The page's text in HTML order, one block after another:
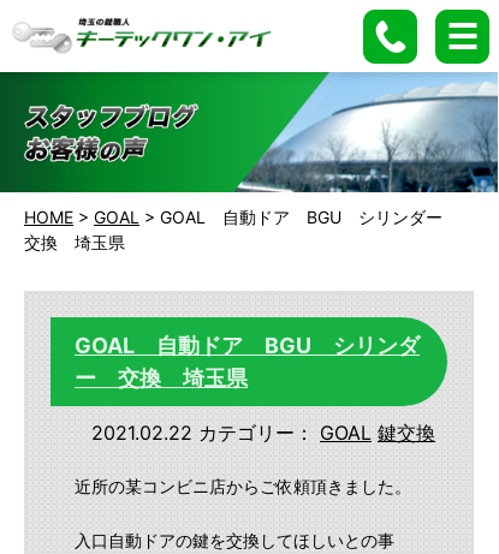
HOME > GOAL > GOAL 自動ドア BGU シリンダー
交換 埼玉県
GOAL 自動ドア BGU シリンダ
ー 交換 埼玉県
2021.02.22 カテゴリー： GOAL 鍵交換
近所の某コンビニ店からご依頼頂きました。
入口自動ドアの鍵を交換してほしいとの事